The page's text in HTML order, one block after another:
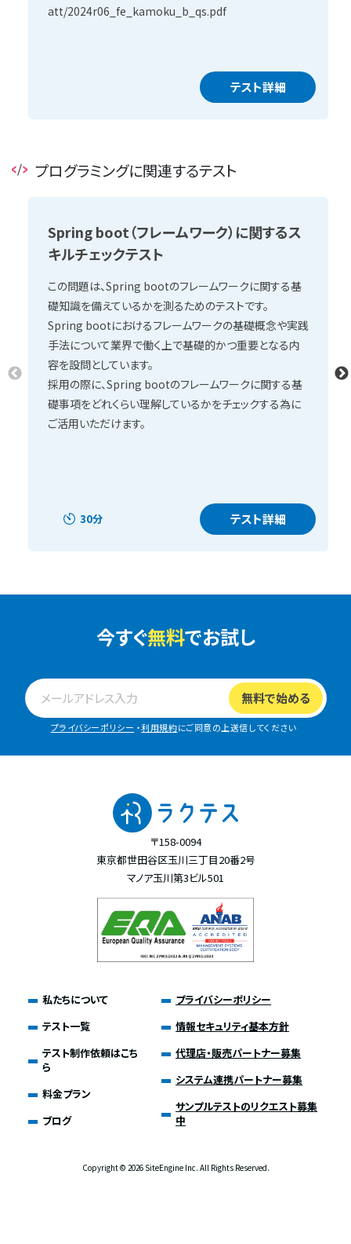
att/2024r06_fe_kamoku_b_qs.pdf
テスト詳細
プログラミングに関連するテスト
Spring boot（フレームワーク）に関するス
キルチェックテスト
この問題は、Spring bootのフレームワークに関する基
礎知識を備えているかを測るためのテストです。
Spring bootにおけるフレームワークの基礎概念や実践
手法について業界で働く上で基礎的かつ重要となる内
容を設問としています。
採用の際に、Spring bootのフレームワークに関する基
礎事項をどれくらい理解しているかをチェックする為に
ご活用いただけます。
30分 テスト詳細
今すぐ無料でお試し
プライバシーポリシー ・利用規約にご同意の上送信してください
〒158-0094
東京都世田谷区玉川三丁目20番2号
マノア玉川第3ビル501
私たちについて
テスト一覧
テスト制作依頼はこち
ら
料金プラン
ブログ
プライバシーポリシー
情報セキュリティ基本方針
代理店・販売パートナー募集
システム連携パートナー募集
サンプルテストのリクエスト募集
中
Copyright © 2026 SiteEngine Inc. All Rights Reserved.